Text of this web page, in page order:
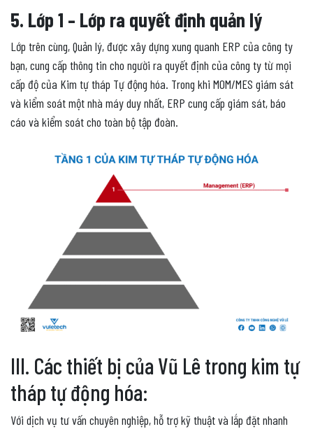
5. Lớp 1 – Lớp ra quyết định quản lý
Lớp trên cùng, Quản lý, được xây dựng xung quanh ERP của công ty
bạn, cung cấp thông tin cho người ra quyết định của công ty từ mọi
cấp độ của Kim tự tháp Tự động hóa. Trong khi MOM/MES giám sát
và kiểm soát một nhà máy duy nhất, ERP cung cấp giám sát, báo
cáo và kiểm soát cho toàn bộ tập đoàn.
III. Các thiết bị của Vũ Lê trong kim tự
tháp tự động hóa:
Với dịch vụ tư vấn chuyên nghiệp, hỗ trợ kỹ thuật và lắp đặt nhanh